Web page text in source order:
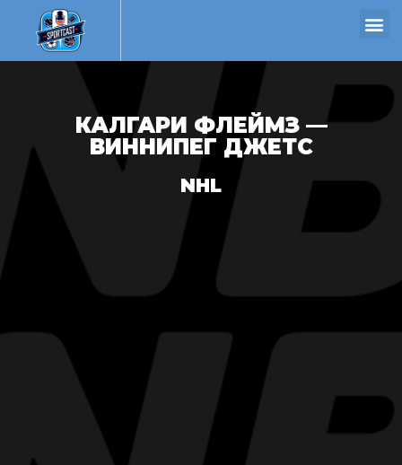
КАЛГАРИ ФЛЕЙМЗ —
ВИННИПЕГ ДЖЕТС
NHL